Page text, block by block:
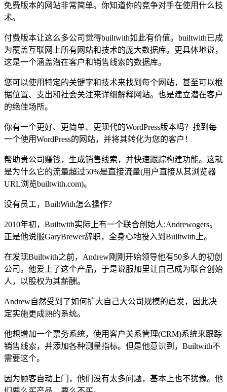
免费版本的网站非常简单。你知道你的竞争对手在使用什么技
术。
付费版本让这么多公司觉得builtwith如此有价值。builtwith已成
为覆盖互联网上所有网站和技术的庞大数据库。更具体地说，
这是一个涵盖潜在客户和销售线索的数据库。
您可以使用特定的关键字和技术来找到每个网站，甚至可以根
据位置、支出和社会关注来详细解释网站。也是建立潜在客户
的绝佳场所。
你有一个更好、更简单、更现代的WordPress版本吗？找到每
一个使用WordPress的网站，并将其转化为您的客户！
帮助贵公司赚钱，生成销售线索，并快速跟踪构建功能。这就
是为什么它的流量超过50%是直接流量(用户直接从其浏览器
URL浏览builtwith.com)。
没有员工，BuiltWith怎么操作？
2010年初，Builtwith实际上有一个联合创始人:Andrewogers。
正是他说服GaryBrewer辞职，全身心地投入到Builtwith上。
在发现Builtwith之前，Andrew刚刚开始领导他有50多人的初创
公司。他爱上了这个产品，于是说服加里让自己成为联合创始
人，以股权为其薪酬。
Andrew自然受到了如何扩大自己大公司规模的启发，因此决
定实施更成熟的系统。
他想增加一个票务系统，使用客户关系管理(CRM)系统来跟踪
销售线索，并添加各种测量指标。但是他意识到，Builtwith不
需要这个。
因为顾客自动上门，他们没有太多问题，基本上也不犹豫。他